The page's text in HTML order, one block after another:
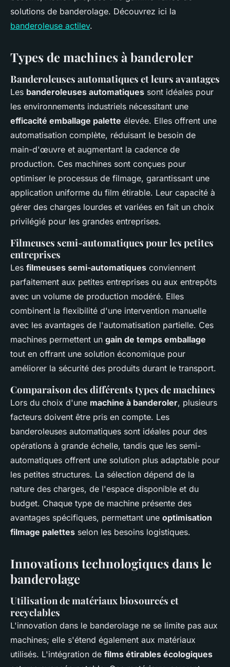
solutions de banderolage. Découvrez ici la
banderoleuse actilev.
Types de machines à banderoler
Banderoleuses automatiques et leurs avantages
Les banderoleuses automatiques sont idéales pour
les environnements industriels nécessitant une
efficacité emballage palette élevée. Elles offrent une
automatisation complète, réduisant le besoin de
main-d'œuvre et augmentant la cadence de
production. Ces machines sont conçues pour
optimiser le processus de filmage, garantissant une
application uniforme du film étirable. Leur capacité à
gérer des charges lourdes et variées en fait un choix
privilégié pour les grandes entreprises.
Filmeuses semi-automatiques pour les petites
entreprises
Les filmeuses semi-automatiques conviennent
parfaitement aux petites entreprises ou aux entrepôts
avec un volume de production modéré. Elles
combinent la flexibilité d'une intervention manuelle
avec les avantages de l'automatisation partielle. Ces
machines permettent un gain de temps emballage
tout en offrant une solution économique pour
améliorer la sécurité des produits durant le transport.
Comparaison des différents types de machines
Lors du choix d'une machine à banderoler, plusieurs
facteurs doivent être pris en compte. Les
banderoleuses automatiques sont idéales pour des
opérations à grande échelle, tandis que les semi-
automatiques offrent une solution plus adaptable pour
les petites structures. La sélection dépend de la
nature des charges, de l'espace disponible et du
budget. Chaque type de machine présente des
avantages spécifiques, permettant une optimisation
filmage palettes selon les besoins logistiques.
Innovations technologiques dans le
banderolage
Utilisation de matériaux biosourcés et
recyclables
L'innovation dans le banderolage ne se limite pas aux
machines; elle s'étend également aux matériaux
utilisés. L'intégration de films étirables écologiques